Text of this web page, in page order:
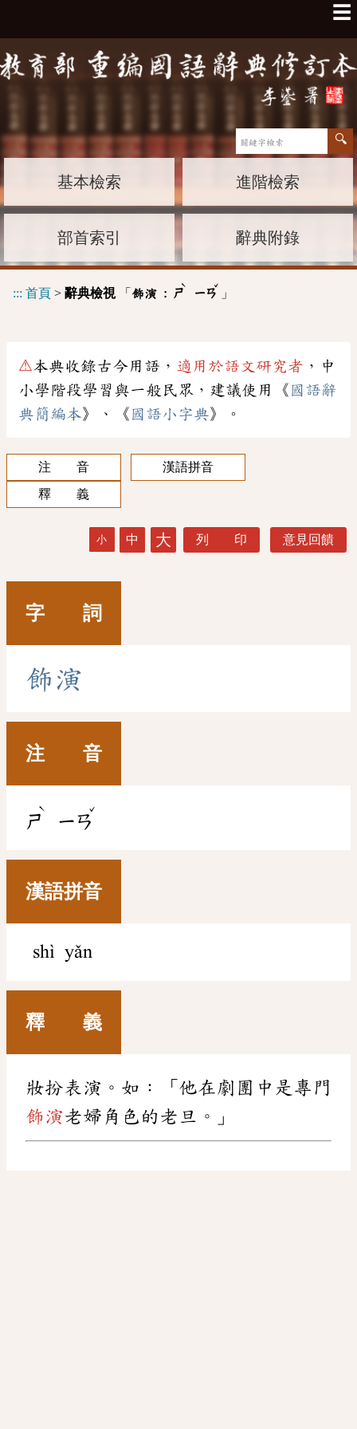
☰
基本檢索 進階檢索
部首索引 辭典附錄
::: 首頁 > 辭典檢視「 飾演 : ㄕ
ˋ
ㄧㄢ
ˇ
」
⚠本典收錄古今用語， 適用於語文研究者 ，中
小學階段學習與一般民眾，建議使用《 國語辭
典簡編本》、《 國語小字典》。
注 音
漢語拼音
釋 義
小 中 大 列 印 意見回饋
字 詞
飾 演
注 音
ㄕ
ˋ
ㄧㄢ
ˇ
漢語拼音
shì yǎn
釋 義
妝扮表演。如：「他在劇團中是專門
飾演老婦角色的老旦。」